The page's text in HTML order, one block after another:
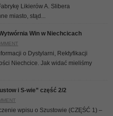
Likierów A. Slibera
miasto, stąd...
Win w Niechcicach
o Dystylarni, Rektyfikacji
Niechcice. Jak widać mieliśmy
i S-wie” część 2/2
wpisu o Szustowie (CZĘŚĆ 1) –